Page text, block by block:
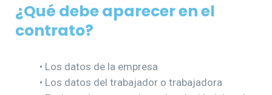
¿Qué debe aparecer en el
contrato?
• Los datos de la empresa
• Los datos del trabajador o trabajadora